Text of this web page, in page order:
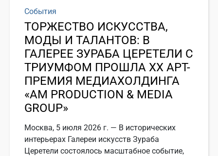
События
ТОРЖЕСТВО ИСКУССТВА,
МОДЫ И ТАЛАНТОВ: В
ГАЛЕРЕЕ ЗУРАБА ЦЕРЕТЕЛИ С
ТРИУМФОМ ПРОШЛА ХХ АРТ-
ПРЕМИЯ МЕДИАХОЛДИНГА
«АМ PRODUCTION & MEDIA
GROUP»
Москва, 5 июля 2026 г. — В исторических
интерьерах Галереи искусств Зураба
Церетели состоялось масштабное событие,